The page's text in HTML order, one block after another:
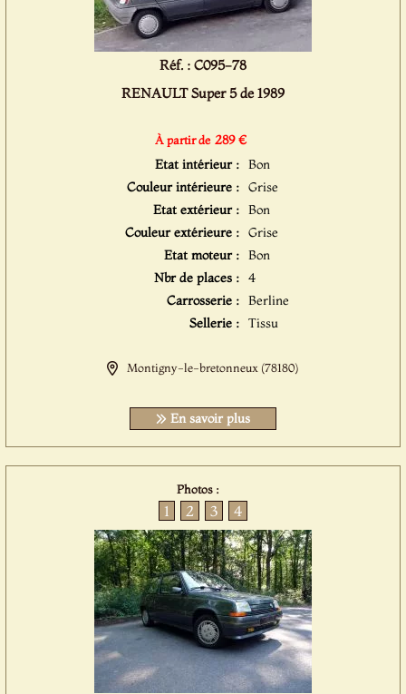
Réf. : C095-78
RENAULT Super 5 de 1989
À partir de 289 €
Etat intérieur : Bon
Couleur intérieure : Grise
Etat extérieur : Bon
Couleur extérieure : Grise
Etat moteur : Bon
Nbr de places : 4
Carrosserie : Berline
Sellerie : Tissu
Montigny-le-bretonneux (78180)
En savoir plus
Photos :
1 2 3 4